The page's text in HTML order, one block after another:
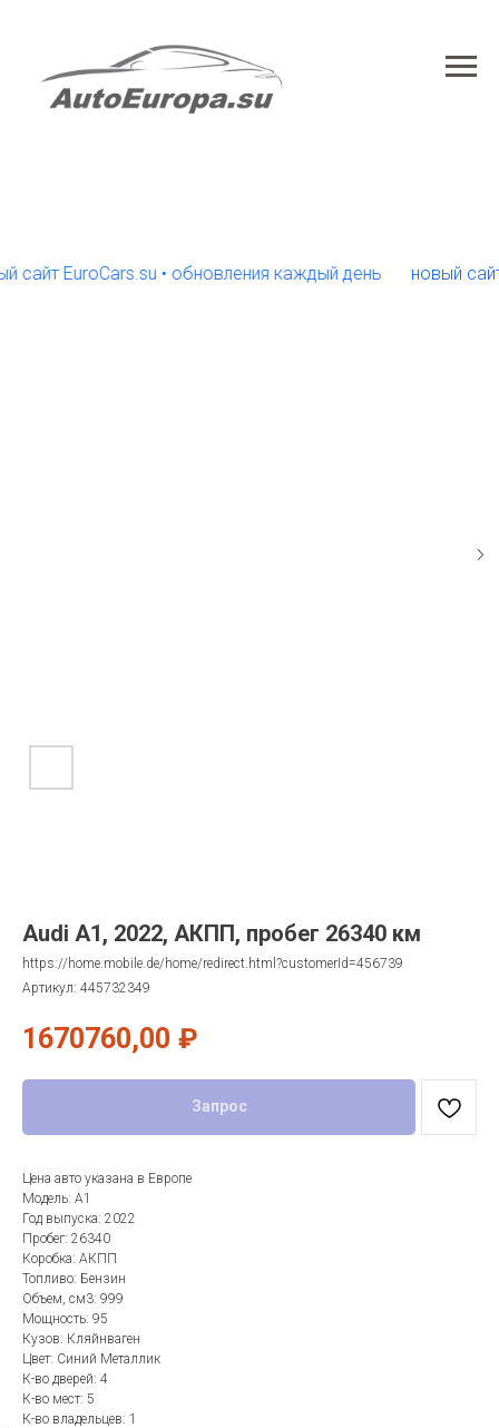
EuroCars.su • обновления каждый день новый сайт
Audi A1, 2022, АКПП, пробег 26340 км
https://home.mobile.de/home/redirect.html?customerId=456739
Артикул: 445732349
1670760,00 ₽
Запрос
Цена авто указана в Европе
Модель: A1
Год выпуска: 2022
Пробег: 26340
Коробка: АКПП
Топливо: Бензин
Объем, см3: 999
Мощность: 95
Кузов: Кляйнваген
Цвет: Синий Металлик
К-во дверей: 4
К-во мест: 5
К-во владельцев: 1